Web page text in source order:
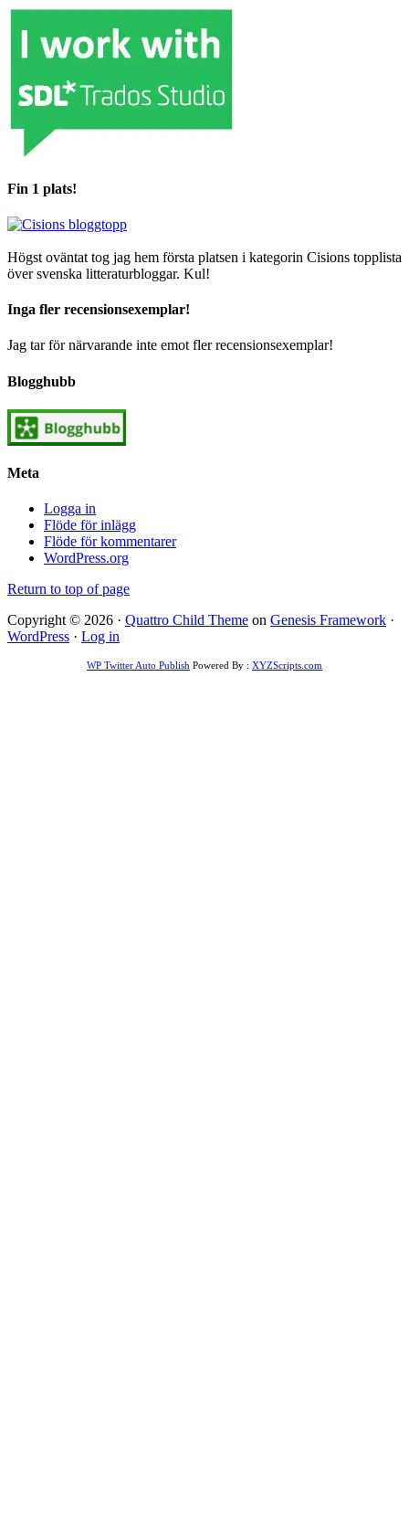
Fin 1 plats!
Högst oväntat tog jag hem första platsen i kategorin Cisions topplista
över svenska litteraturbloggar. Kul!
Inga fler recensionsexemplar!
Jag tar för närvarande inte emot fler recensionsexemplar!
Blogghubb
Meta
Logga in
Flöde för inlägg
Flöde för kommentarer
WordPress.org
Return to top of page
Copyright © 2026 · Quattro Child Theme on Genesis Framework ·
WordPress · Log in
WP Twitter Auto Publish Powered By : XYZScripts.com